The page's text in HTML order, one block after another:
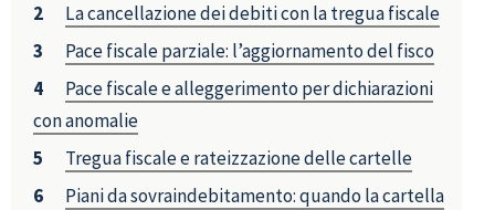
La cancellazione dei debiti con la tregua fiscale
Pace fiscale parziale: l’aggiornamento del fisco
Pace fiscale e alleggerimento per dichiarazioni
con anomalie
Tregua fiscale e rateizzazione delle cartelle
Piani da sovraindebitamento: quando la cartella